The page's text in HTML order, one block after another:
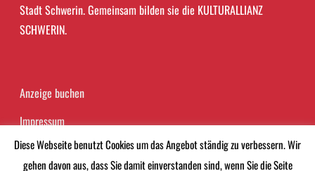
Stadt Schwerin. Gemeinsam bilden sie die KULTURALLIANZ
SCHWERIN.
Anzeige buchen
Impressum
Datenschutzerklärung
Diese Webseite benutzt Cookies um das Angebot ständig zu verbessern. Wir
gehen davon aus, dass Sie damit einverstanden sind, wenn Sie die Seite